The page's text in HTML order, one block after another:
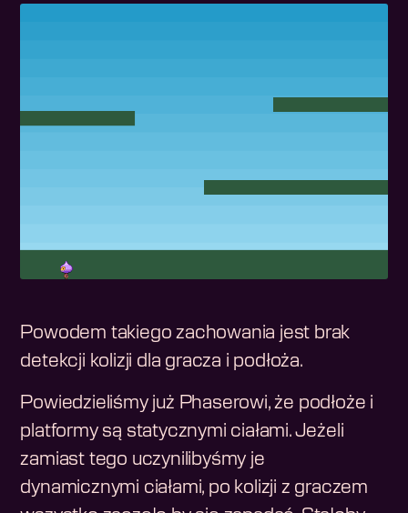
Powodem takiego zachowania jest brak
detekcji kolizji dla gracza i podłoża.
Powiedzieliśmy już Phaserowi, że podłoże i
platformy są statycznymi ciałami. Jeżeli
zamiast tego uczynilibyśmy je
dynamicznymi ciałami, po kolizji z graczem